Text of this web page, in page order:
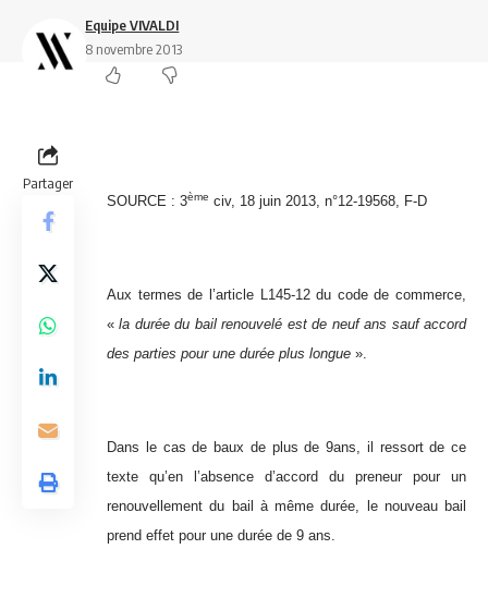
Equipe VIVALDI
8 novembre 2013
Partager
SOURCE : 3ème civ, 18 juin 2013, n°12-19568, F-D
Aux termes de l’article L145-12 du code de commerce,
«la durée du bail renouvelé est de neuf ans sauf accord
des parties pour une durée plus longue ».
Dans le cas de baux de plus de 9ans, il ressort de ce
texte qu’en l’absence d’accord du preneur pour un
renouvellement du bail à même durée, le nouveau bail
prend effet pour une durée de 9 ans.